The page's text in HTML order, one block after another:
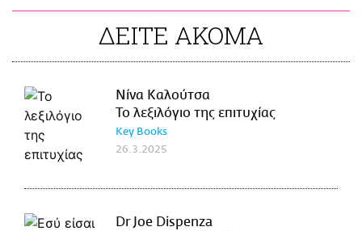
ΔΕΙΤΕ ΑΚΟΜΑ
Νίνα Καλούτσα
Το λεξιλόγιο της επιτυχίας
Key Books
26.3.2025
Dr Joe Dispenza